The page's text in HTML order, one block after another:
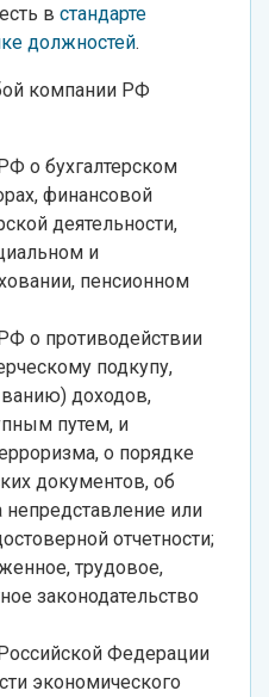
в стандарте
должностей.
компании РФ
о бухгалтерском
финансовой
деятельности,
и
пенсионном
о противодействии
подкупу,
доходов,
путем, и
о порядке
документов, об
непредставление или
отчетности;
трудовое,
законодательство
Федерации
экономического